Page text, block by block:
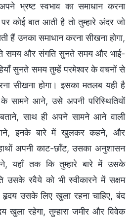
भ्रष्ट स्वभाव का समाधान करना
कोई बात आती है तो तुम्हारे अंदर जो
हैं उनका समाधान करना सीखना होगा,
समय और संगति सुनते समय और भाई-
सुनते समय तुम्हें परमेश्वर के वचनों से
सीखना होगा। इसका मतलब यही है
सामने आने, उसे अपनी परिस्थितियों
साथ ही अपने सामने आने वाली
इनके बारे में खुलकर कहने, और
अपनी काट-छाँट, उसका अनुशासन
यहाँ तक कि तुम्हारे बारे में उसके
उसके रवैये को भी स्वीकारने में सक्षम
हृदय उसके लिए खुला रहना चाहिए, बंद
खुला रहेगा, तुम्हारा जमीर और विवेक